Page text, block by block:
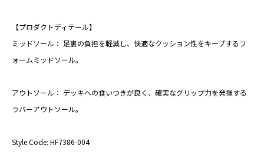
【プロダクトディテール】
ミッドソール： 足裏の負担を軽減し、快適なクッション性をキープするフ
ォームミッドソール。
アウトソール： デッキへの食いつきが良く、確実なグリップ力を発揮する
ラバーアウトソール。
Style Code: HF7386-004